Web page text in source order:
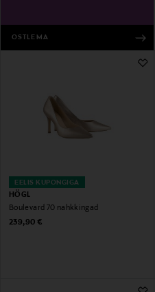
OSTLEMA
EELIS KUPONGIGA
HÖGL
Boulevard 70 nahkkingad
Original Price
239,90 €